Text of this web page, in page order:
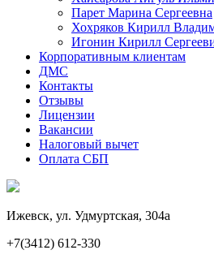
Парет Марина Сергеевна
Хохряков Кирилл
Игонин Кирилл
Корпоративным клиентам
ДМС
Контакты
Отзывы
Лицензии
Вакансии
Налоговый вычет
Оплата СБП
Ижевск, ул. Удмуртская, 304а
+7(3412) 612-330